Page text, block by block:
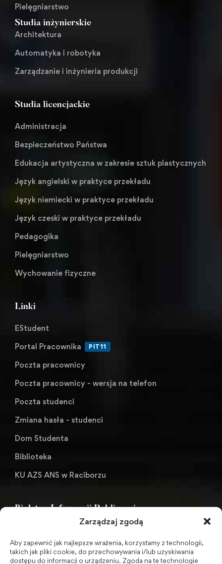
Zarządzaj zgodą
Aby zapewnić jak najlepsze wrażenia, korzystamy z technologii,
takich jak pliki cookie, do przechowywania i/lub uzyskiwania
dostępu do informacji o urządzeniu. Zgoda na te technologie
Pielęgniarstwo
Studia inżynierskie
Architektura
Automatyka i robotyka
Zarządzanie i inżynieria produkcji
Studia licencjackie
Administracja
Bezpieczeństwo Państwa
Edukacja artystyczna w zakresie sztuk plastycznych
Język angielski w praktyce przekładu
Język niemiecki w praktyce przekładu
Język czeski w praktyce przekładu
Pedagogika
Pielęgniarstwo
Wychowanie fizyczne
Linki
EStudent
Portal Pracownika
PIT11
Poczta pracownicy
Poczta pracownicy - wersja na telefon
Poczta studenci
Zmiana hasła - studenci
Dom Studenta
Biblioteka
KU AZS ANS w Raciborzu
Biuletyn Informacji Publicznej
BIP - Biuletyn Informacji Publicznej PWSZ -